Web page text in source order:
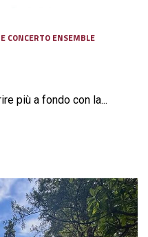
CONCERTO ENSEMBLE
più a fondo con la...